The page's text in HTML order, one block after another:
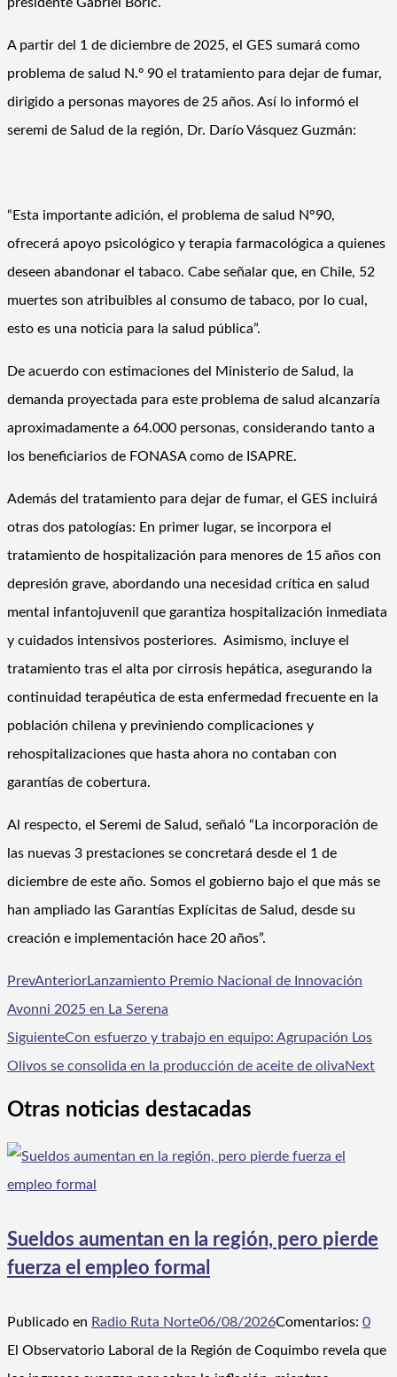
A partir del 1 de diciembre de 2025, el GES sumará como
problema de salud N.º 90 el tratamiento para dejar de fumar,
dirigido a personas mayores de 25 años. Así lo informó el
seremi de Salud de la región, Dr. Darío Vásquez Guzmán:
“Esta importante adición, el problema de salud N°90,
ofrecerá apoyo psicológico y terapia farmacológica a quienes
deseen abandonar el tabaco. Cabe señalar que, en Chile, 52
muertes son atribuibles al consumo de tabaco, por lo cual,
esto es una noticia para la salud pública”.
De acuerdo con estimaciones del Ministerio de Salud, la
demanda proyectada para este problema de salud alcanzaría
aproximadamente a 64.000 personas, considerando tanto a
los beneficiarios de FONASA como de ISAPRE.
Además del tratamiento para dejar de fumar, el GES incluirá
otras dos patologías: En primer lugar, se incorpora el
tratamiento de hospitalización para menores de 15 años con
depresión grave, abordando una necesidad crítica en salud
mental infantojuvenil que garantiza hospitalización inmediata
y cuidados intensivos posteriores. Asimismo, incluye el
tratamiento tras el alta por cirrosis hepática, asegurando la
continuidad terapéutica de esta enfermedad frecuente en la
población chilena y previniendo complicaciones y
rehospitalizaciones que hasta ahora no contaban con
garantías de cobertura.
Al respecto, el Seremi de Salud, señaló “La incorporación de
las nuevas 3 prestaciones se concretará desde el 1 de
diciembre de este año. Somos el gobierno bajo el que más se
han ampliado las Garantías Explícitas de Salud, desde su
creación e implementación hace 20 años”.
PrevAnteriorLanzamiento Premio Nacional de Innovación
Avonni 2025 en La Serena
SiguienteCon esfuerzo y trabajo en equipo: Agrupación Los
Olivos se consolida en la producción de aceite de olivaNext
Otras noticias destacadas
Sueldos aumentan en la región, pero pierde
fuerza el empleo formal
Publicado en Radio Ruta Norte06/08/2026Comentarios: 0
El Observatorio Laboral de la Región de Coquimbo revela que